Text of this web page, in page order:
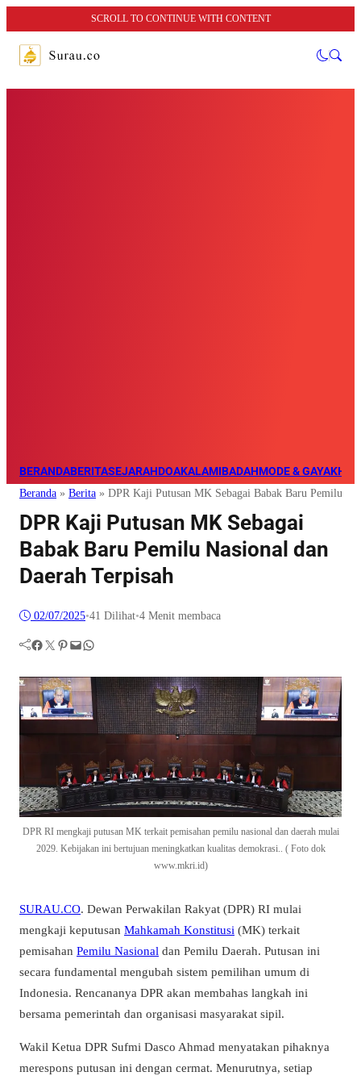
SCROLL TO CONTINUE WITH CONTENT
BERANDABERITASEJARAHDOAKALAMIBADAHMODE & GAYA
Beranda » Berita » DPR Kaji Putusan MK Sebagai Babak Baru Pemilu
DPR Kaji Putusan MK Sebagai
Babak Baru Pemilu Nasional dan
Daerah Terpisah
02/07/2025•41 Dilihat•4 Menit membaca
Facebook Twitter Pinterest Mail WhatsApp
DPR RI mengkaji putusan MK terkait pemisahan pemilu nasional dan daerah mulai
2029. Kebijakan ini bertujuan meningkatkan kualitas demokrasi.. ( Foto dok
www.mkri.id)
SURAU.CO. Dewan Perwakilan Rakyat (DPR) RI mulai
mengkaji keputusan Mahkamah Konstitusi (MK) terkait
pemisahan Pemilu Nasional dan Pemilu Daerah. Putusan ini
secara fundamental mengubah sistem pemilihan umum di
Indonesia. Rencananya DPR akan membahas langkah ini
bersama pemerintah dan organisasi masyarakat sipil.
Wakil Ketua DPR Sufmi Dasco Ahmad menyatakan pihaknya
merespons putusan ini dengan cermat. Menurutnya, setiap